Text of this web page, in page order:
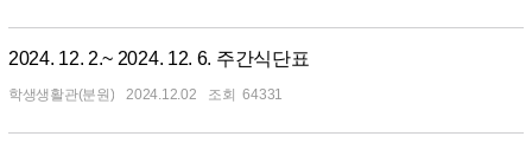
2024. 12. 2.~ 2024. 12. 6. 주간식단표
학생생활관(분원) 2024.12.02 64331